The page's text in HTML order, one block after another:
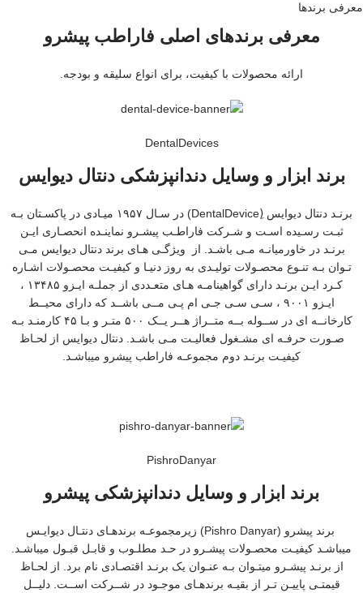
معرفی برند‌ها
معرفی برندهای اصلی فاراطب پیشرو
ارائه محصولات با کیفیت، برای انواع سلیقه و بودجه.
DentalDevices
برند ابزار و وسایل دندانپزشکی دنتال دیوایس
برنـد دنتال دیوایس (ِDentalDevice) در سـال ۱۹۵۷ میـادی در پاکسـتان بـه
ثبـت رسـیده اسـت و شـرکت فاراطـب پیشـرو نماینـده انحصـاری ایـن
برنـد در خاورمیانـه مـی باشـد. از ویژگـی هـای برند دنتال دیوایس مـی
تـوان بـه تنـوع محصـولات تولیـدی به روز دنیـا و کیفیـت محصـولات اشـاره
کـرد ایـن برنـد دارای گواهینامـه هـای متعـددی از جملـه ایـزو ۱۳۴۸۵ ،
ایـزو ۹۰۰۱ ، سـی سـی جـی ام پـی مــی باشــد که دارای محیــط
کارخانــه ای در ســوله بــه متــراژ هــر یــک ۵۰۰ متـر و بـا ۴۵ کارمنـد بـه
صـورت حرفـه ای مشـغول فعالیـت مـی باشـد. دنتال دیوایس از لحـاظ
کیفیـت برنـد دوم مجموعـه فاراطب پیشرو میباشـد.
PishroDanyar
برند ابزار و وسایل دندانپزشکی پیشرو
برند پیشرو (Pishro Danyar) زیرمجموعـه برندهـای دنتـال دیوایـس
میباشـد کیفیـت محصـولات پیشـرو در حـد مطلـوب و قابـل قبـول میباشـد.
از برنـد پیشـرو میتـوان بـه عنـوان یک برنـد اقتصـادی نام برد. از لحـاظ
قیمتـی پاییـن تـر از بقیـه برندهـای موجـود در شــرکت اســت. دلیــل